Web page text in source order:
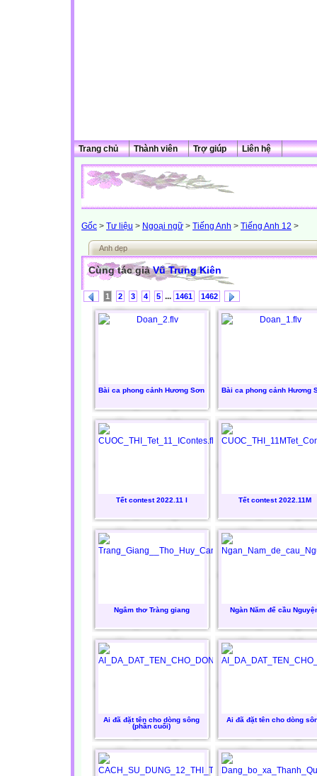
Trang chủ Thành viên Trợ giúp Liên hệ
Gốc > Tư liệu > Ngoại ngữ > Tiếng Anh > Tiếng Anh 12 >
Anh dẹp
Cùng tác giảVũ Trung Kiên
1 2 3 4 5 ... 1461 1462
Bài ca phong cảnh Hương Sơn Bài ca phong cảnh Hương
Tết contest 2022.11 I Tết contest 2022.11M
Ngâm thơ Tràng giang Ngàn Năm để cầu
Ai đã đặt tên cho dòng sông
(phần cuối)
Ai đã đặt tên cho dòng